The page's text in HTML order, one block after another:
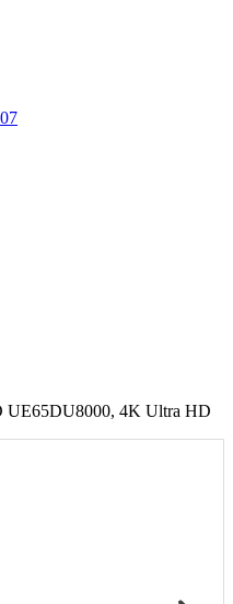
UE65DU8000, 4K Ultra HD